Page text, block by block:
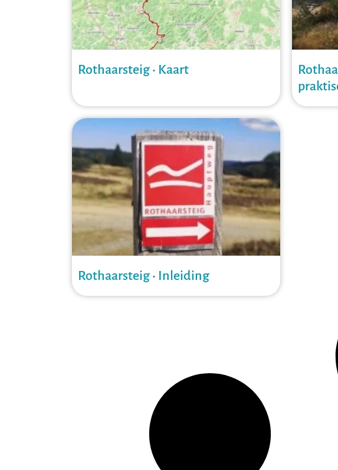
Rothaarsteig • Kaart
Rothaarsteig • Inleiding